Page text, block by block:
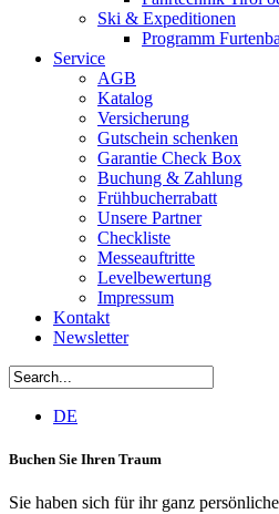
Ski & Expeditionen
Programm
Service
AGB
Katalog
Versicherung
Gutschein schenken
Garantie Check Box
Buchung & Zahlung
Frühbucherrabatt
Unsere Partner
Checkliste
Messeauftritte
Levelbewertung
Impressum
Kontakt
Newsletter
DE
Buchen Sie Ihren Traum
Sie haben sich für ihr ganz